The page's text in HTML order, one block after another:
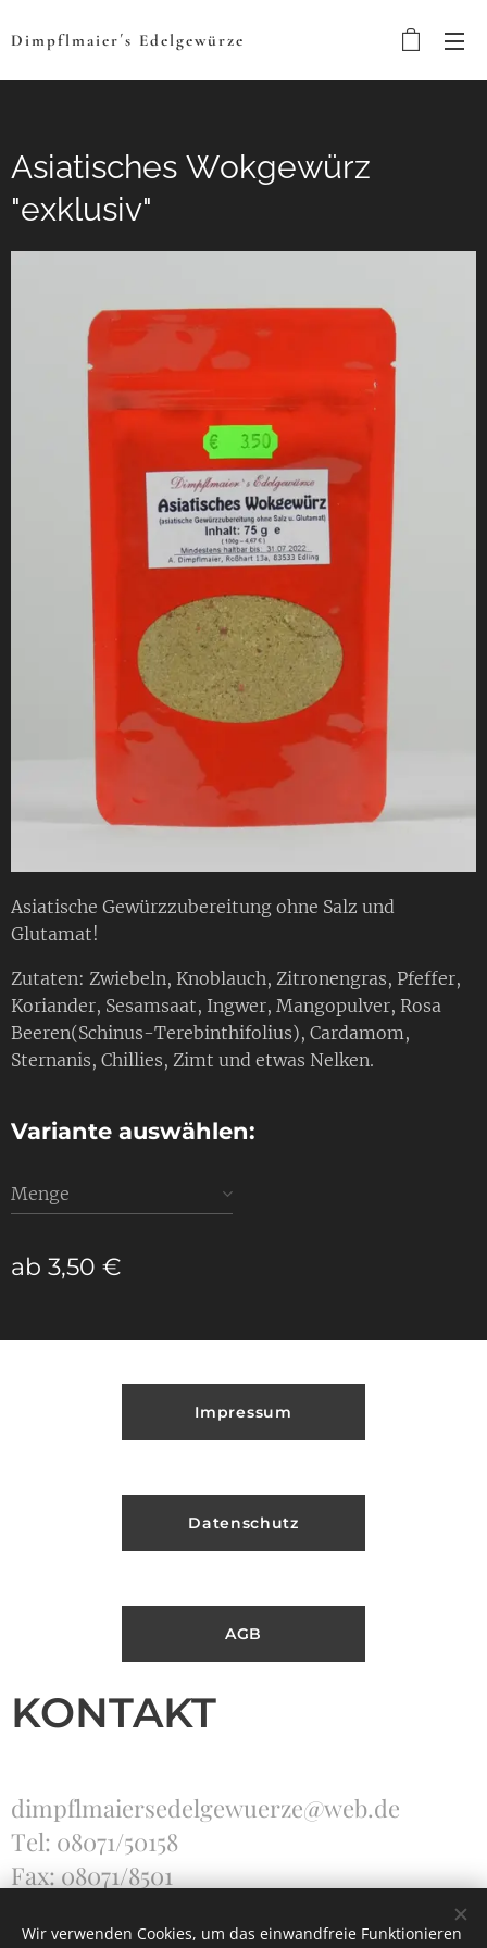
Dimpflmaier´s Edelgewürze
Asiatisches Wokgewürz
"exklusiv"
Asiatische Gewürzzubereitung ohne Salz und
Glutamat!
Zutaten: Zwiebeln, Knoblauch, Zitronengras, Pfeffer,
Koriander, Sesamsaat, Ingwer, Mangopulver, Rosa
Beeren(Schinus-Terebinthifolius), Cardamom,
Sternanis, Chillies, Zimt und etwas Nelken.
Variante auswählen:
Menge
ab 3,50 €
Impressum
Datenschutz
AGB
KONTAKT
dimpflmaiersedelgewuerze@web.de
Tel: 08071/50158
Fax: 08071/8501
Wir verwenden Cookies, um das einwandfreie Funktionieren